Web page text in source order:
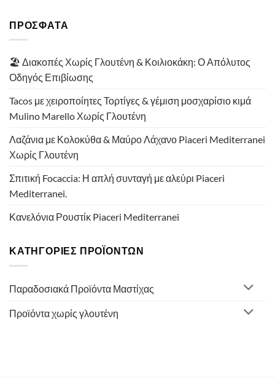
ΠΡΟΣΦΑΤΑ
🏖️ Διακοπές Χωρίς Γλουτένη & Κοιλιοκάκη: Ο Απόλυτος
Οδηγός Επιβίωσης
Tacos με χειροποίητες Τορτίγες & γέμιση μοσχαρίσιο κιμά
Mulino Marello Χωρίς Γλουτένη
Λαζάνια με Κολοκύθα & Μαύρο Λάχανο Piaceri Mediterranei
Χωρίς Γλουτένη
Σπιτική Focaccia: Η απλή συνταγή με αλεύρι Piaceri
Mediterranei.
Κανελόνια Ρουστίκ Piaceri Mediterranei
ΚΑΤΗΓΟΡΙΕΣ ΠΡΟΪΟΝΤΩΝ
Παραδοσιακά Προϊόντα Μαστίχας
Προϊόντα χωρίς γλουτένη